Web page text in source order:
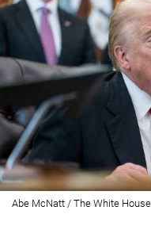
Abe McNatt / The White House